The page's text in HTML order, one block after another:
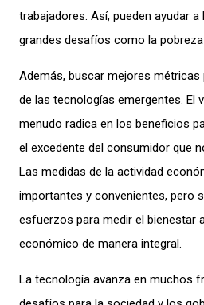
trabajadores. Así, pueden ayudar
grandes desafíos como la
Además, buscar mejores
de las tecnologías emergentes. El
menudo radica en los beneficios
el excedente del consumidor que
Las medidas de la actividad
importantes y convenientes, pero
esfuerzos para medir el bienestar
económico de manera integral.
La tecnología avanza en muchos